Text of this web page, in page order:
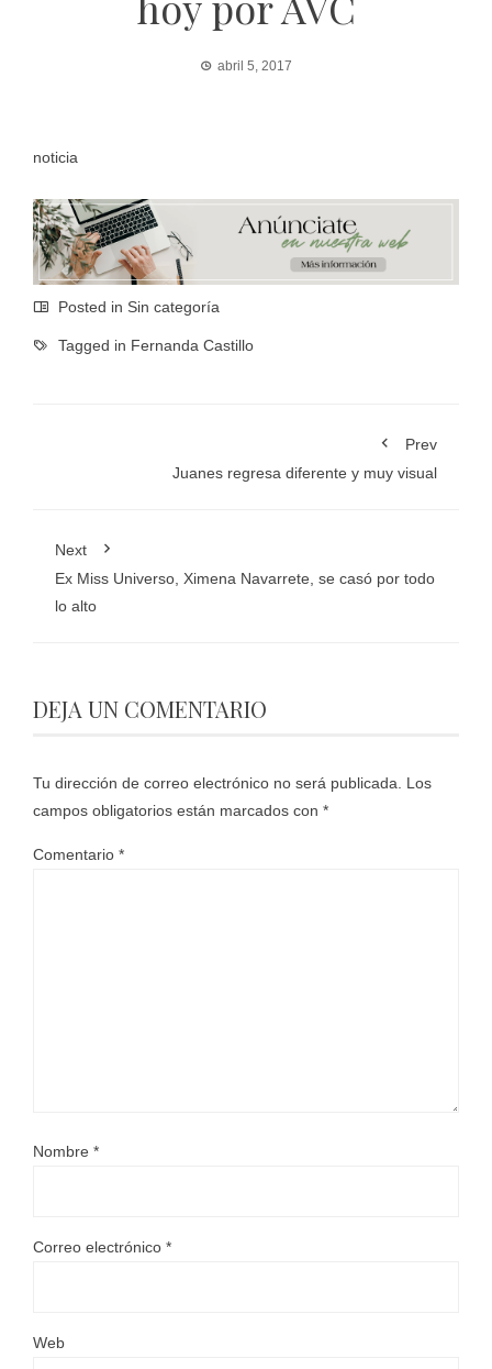
abril 5, 2017
noticia
Posted in Sin categoría
Tagged in Fernanda Castillo
Prev
Juanes regresa diferente y muy visual
Next
Ex Miss Universo, Ximena Navarrete, se casó por todo
lo alto
DEJA UN COMENTARIO
Tu dirección de correo electrónico no será publicada.
Los
campos obligatorios están marcados con *
Comentario *
Nombre *
Correo electrónico *
Web